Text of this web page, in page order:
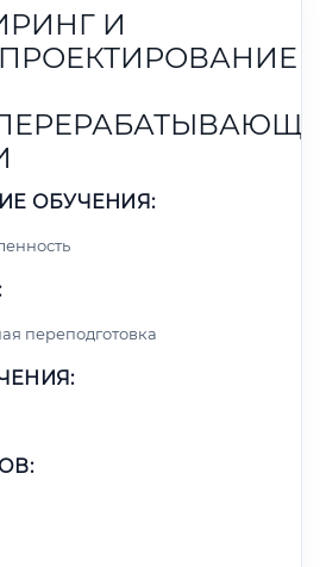
И
ОБУЧЕНИЯ:
переподготовка